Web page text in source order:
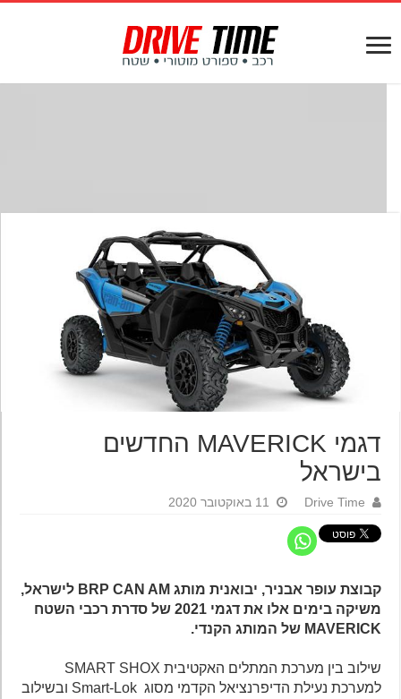
דגמי MAVERICK החדשים
בישראל
Drive Time 11 באוקטובר 2020
קבוצת עופר אבניר, יבואנית מותג BRP CAN AM לישראל,
משיקה בימים אלו את דגמי 2021 של סדרת רכבי השטח
MAVERICK של המותג הקנדי.
שילוב בין מערכת המתלים האקטיבית SMART SHOX
למערכת נעילת הדיפרנציאל הקדמי מסוג Smart-Lok ובשילוב